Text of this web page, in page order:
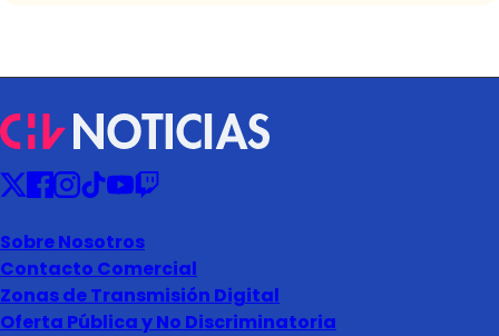
Sobre Nosotros
Contacto Comercial
Zonas de Transmisión Digital
Oferta Pública y No Discriminatoria